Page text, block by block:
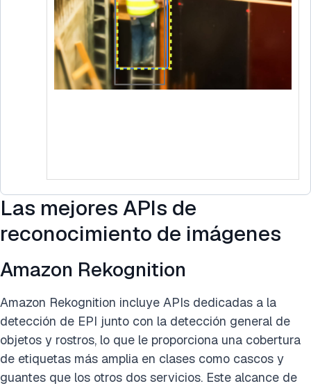
Las mejores APIs de
reconocimiento de imágenes
Amazon Rekognition
Amazon Rekognition incluye APIs dedicadas a la
detección de EPI junto con la detección general de
objetos y rostros, lo que le proporciona una cobertura
de etiquetas más amplia en clases como cascos y
guantes que los otros dos servicios. Este alcance de